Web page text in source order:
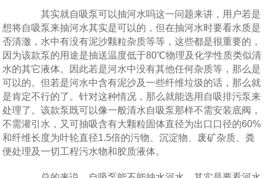
其实就自吸泵可以抽河水吗这一问题来讲，用户若是
想将自吸泵来抽河水其实是可以的，但在抽河水时要看水质是
否清澈，水中有没有泥沙颗粒杂质等等，这些都是很重要的，
因为该款泵的用途是抽送温度低于80℃物理及化学性质类似清
水的其它液体。因此若是河水中没有其他任何杂质等，那么是
可以的。但若是河水中含有泥沙及一些纤维垃圾的话，那么就
是肯定不行的了。针对这种情况，那么就能选用自吸排污泵来
处理了。该款泵既可以像一般清水自吸泵那样不需安装底阀，
不需灌引水，又可抽吸含有大颗粒固体直径为出口口径的60%
和纤维长度为叶轮直径1.5倍的污物、沉淀物、废矿杂质、粪
便处理及一切工程污水物和胶质液体。